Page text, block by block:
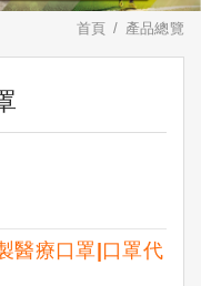
首頁 產品總覽
醫療口罩|口罩代